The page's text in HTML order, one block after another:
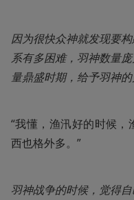
因为很快众神就发现要
系有多困难，羽神数量
量鼎盛时期，给予羽神的
“我懂，渔汛好的时候
西也格外多。”
羽神战争的时候，觉得